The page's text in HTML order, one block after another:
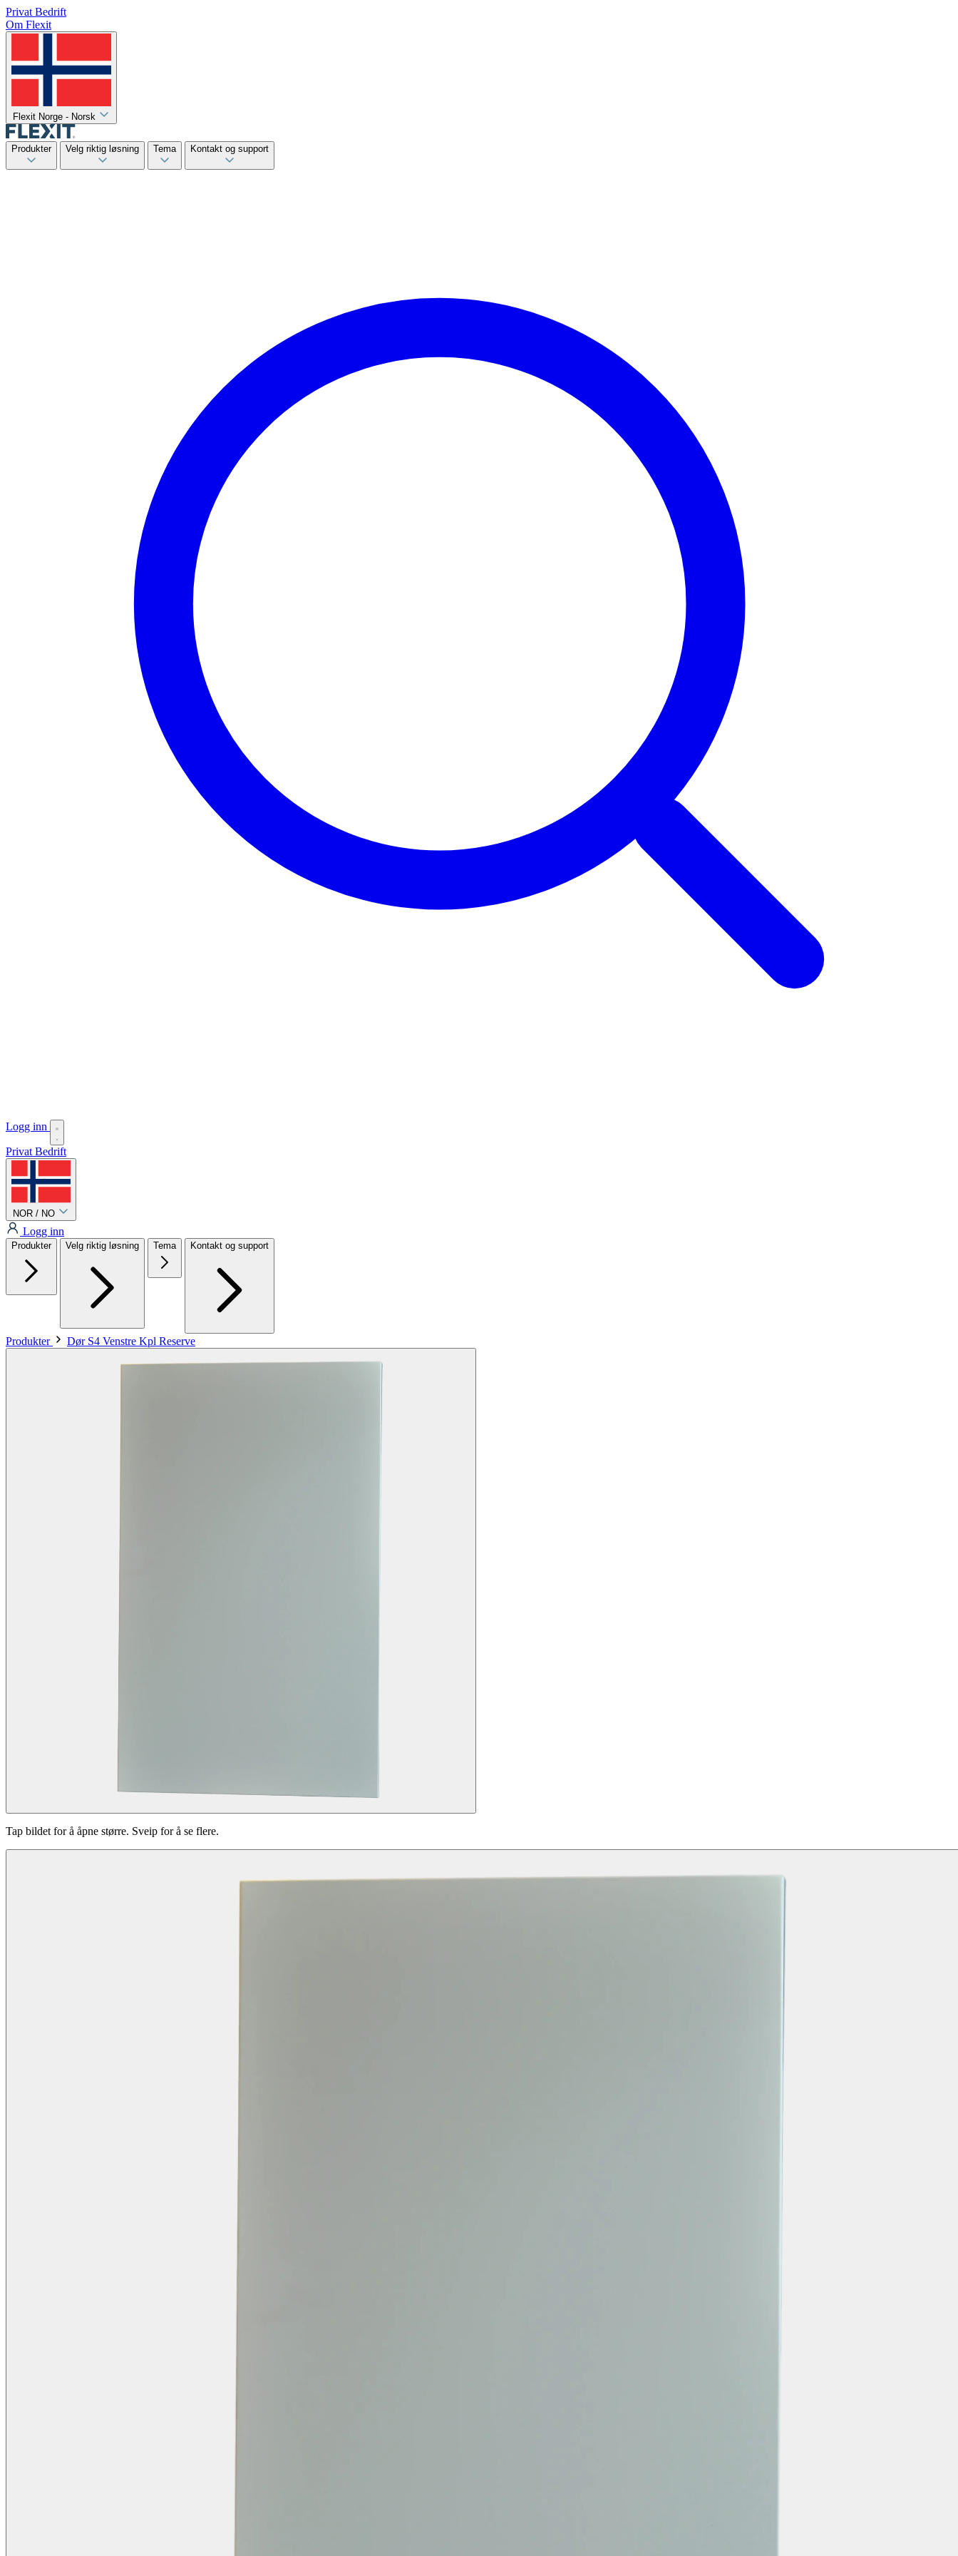
Privat Bedrift
Om Flexit
Flexit Norge - Norsk
Produkter Velg riktig løsning Tema Kontakt og support
Logg inn
Privat Bedrift
NOR / NO
Logg inn
Produkter Velg riktig løsning Tema Kontakt og support
Produkter Dør S4 Venstre Kpl Reserve
Tap bildet for å åpne større. Sveip for å se flere.